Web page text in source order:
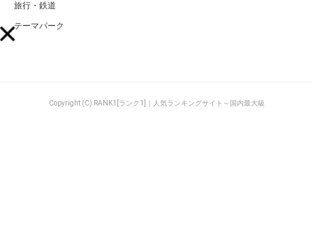
旅行・鉄道
テーマパーク
Copyright (C) RANK1[ランク1]｜人気ランキングサイト～国内最大級